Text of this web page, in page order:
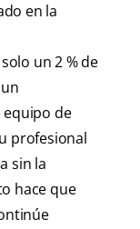
en la
un 2 % de
equipo de
profesional
sin la
hace que